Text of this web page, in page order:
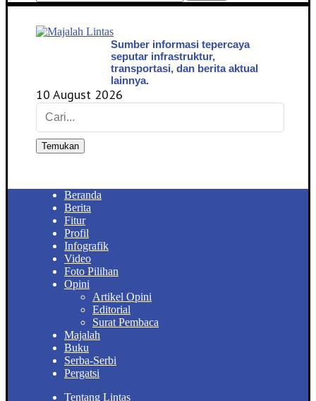
Sumber informasi tepercaya
seputar infrastruktur,
transportasi, dan berita aktual
lainnya.
10 August 2026
Temukan
Beranda
Berita
Fitur
Profil
Infografik
Video
Foto Pilihan
Opini
Artikel Opini
Editorial
Surat Pembaca
Majalah
Buku
Serba-Serbi
Pergatsi
Tentang Lintas